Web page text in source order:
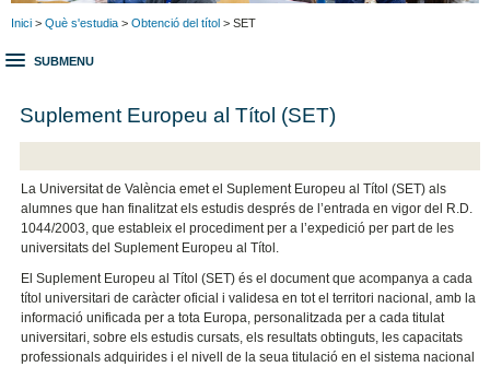
Inici > Què s'estudia > Obtenció del títol > SET
SUBMENU
Suplement Europeu al Títol (SET)
La Universitat de València emet el Suplement Europeu al Títol (SET) als
alumnes que han finalitzat els estudis després de l’entrada en vigor del R.D.
1044/2003, que estableix el procediment per a l’expedició per part de les
universitats del Suplement Europeu al Títol.
El Suplement Europeu al Títol (SET) és el document que acompanya a cada
títol universitari de caràcter oficial i validesa en tot el territori nacional, amb la
informació unificada per a tota Europa, personalitzada per a cada titulat
universitari, sobre els estudis cursats, els resultats obtinguts, les capacitats
professionals adquirides i el nivell de la seua titulació en el sistema nacional